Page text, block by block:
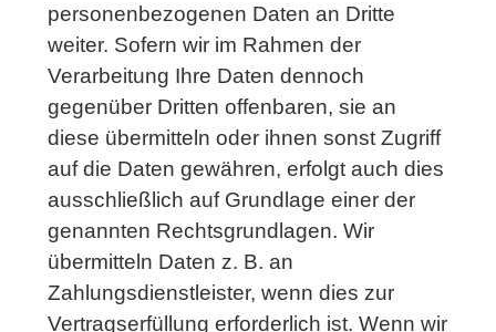
personenbezogenen Daten an Dritte
weiter. Sofern wir im Rahmen der
Verarbeitung Ihre Daten dennoch
gegenüber Dritten offenbaren, sie an
diese übermitteln oder ihnen sonst Zugriff
auf die Daten gewähren, erfolgt auch dies
ausschließlich auf Grundlage einer der
genannten Rechtsgrundlagen. Wir
übermitteln Daten z. B. an
Zahlungsdienstleister, wenn dies zur
Vertragserfüllung erforderlich ist. Wenn wir